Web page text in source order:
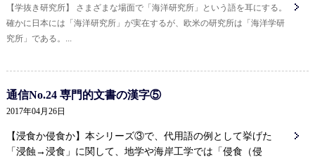
【学抜き研究所】 さまざまな場面で「海洋研究所」という語を耳にする。
確かに日本には「海洋研究所」が実在するが、欧米の研究所は「海洋学研
究所」である。...
通信No.24 専門的文書の漢字⑤
2017年04月26日
【浸食か侵食か】本シリーズ③で、代用語の例として挙げた
「浸蝕→浸食」に関して、地学や海岸工学では「侵食（侵